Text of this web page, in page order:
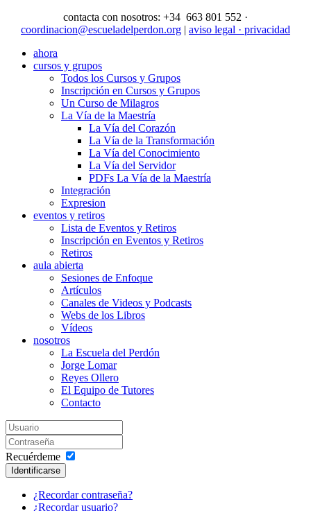
contacta con nosotros: +34 663 801 552 ·
coordinacion@escueladelperdon.org | aviso legal · privacidad
ahora
cursos y grupos
Todos los Cursos y Grupos
Inscripción en Cursos y Grupos
Un Curso de Milagros
La Vía de la Maestría
La Vía del Corazón
La Vía de la Transformación
La Vía del Conocimiento
La Vía del Servidor
PDFs La Vía de la Maestría
Integración
Expresion
eventos y retiros
Lista de Eventos y Retiros
Inscripción en Eventos y Retiros
Retiros
aula abierta
Sesiones de Enfoque
Artículos
Canales de Videos y Podcasts
Webs de los Libros
Vídeos
nosotros
La Escuela del Perdón
Jorge Lomar
Reyes Ollero
El Equipo de Tutores
Contacto
Recuérdeme
Identificarse
¿Recordar contraseña?
¿Recordar usuario?